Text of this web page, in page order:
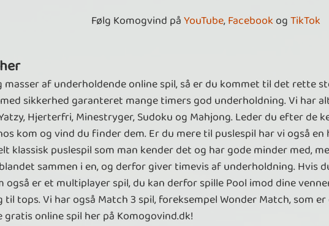
Følg Komogvind påYouTube,Facebook ogTikTok
af underholdende online spil, så er du kommet til det rette
sikkerhed garanteret mange timers god underholdning. Vi har
Hjerterfri, Minestryger, Sudoku og Mahjong. Leder du efter de
kom og vind du finder dem. Er du mere til puslespil har vi også
klassisk puslespil som man kender det og har gode minder med,
sammen i en, og derfor giver timevis af underholdning. Hvis
også er et multiplayer spil, du kan derfor spille Pool imod dine
tops. Vi har også Match 3 spil, foreksempel Wonder Match, som
gratis online spil her på Komogovind.dk!